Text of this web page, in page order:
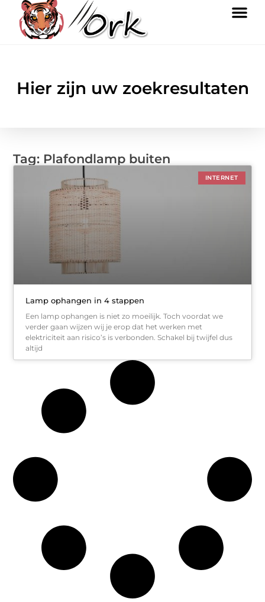
Hier zijn uw zoekresultaten
Tag: Plafondlamp buiten
INTERNET
Lamp ophangen in 4 stappen
Een lamp ophangen is niet zo moeilijk. Toch voordat we
verder gaan wijzen wij je erop dat het werken met
elektriciteit aan risico’s is verbonden. Schakel bij twijfel dus
altijd